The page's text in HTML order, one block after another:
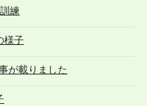
練
様子
が載りました